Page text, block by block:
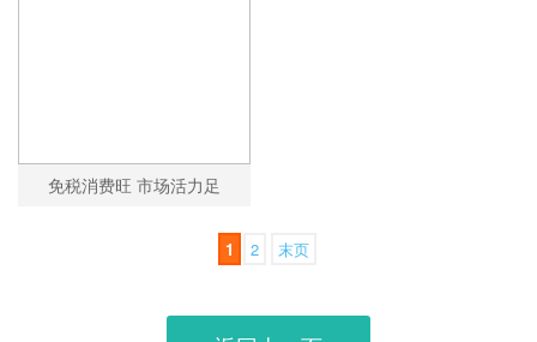
免税消费旺 市场活力足
1 2 末页